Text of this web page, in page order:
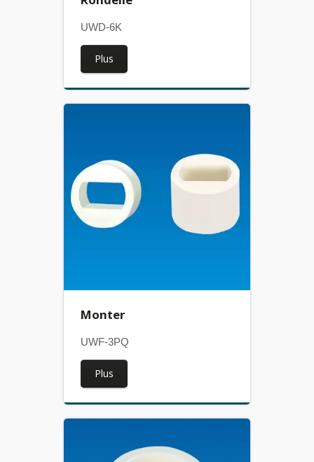
UWD-6K
Plus
Monter
UWF-3PQ
Plus